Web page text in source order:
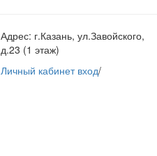
Адрес: г.Казань, ул.Завойского,
д.23 (1 этаж)
Личный кабинет вход/